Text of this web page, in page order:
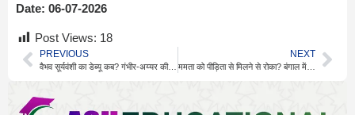
Date: 06-07-2026
Post Views: 18
PREVIOUS
वैभव सूर्यवंशी का डेब्यू कब? गंभीर-अय्यर की मीटिंग का नतीजा
NEXT
ममता को पीड़िता से मिलने से रोका? बंगाल में सियासत तेज